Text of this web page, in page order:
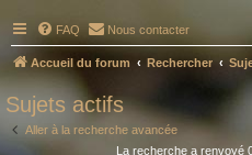
FAQ Nous contacter
Accueil du forum Rechercher
Sujets actifs
Aller à la recherche avancée
La recherche a renvoyé